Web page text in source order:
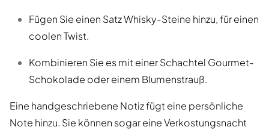
Fügen Sie einen Satz Whisky-Steine hinzu, für einen
coolen Twist.
Kombinieren Sie es mit einer Schachtel Gourmet-
Schokolade oder einem Blumenstrauß.
Eine handgeschriebene Notiz fügt eine persönliche
Note hinzu. Sie können sogar eine Verkostungsnacht